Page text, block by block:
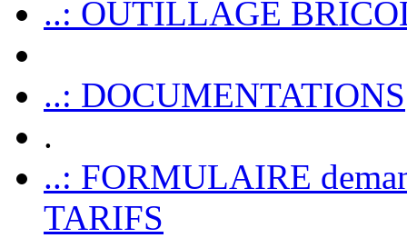
..: OUTILLAGE
..: DOCUMENTATIONS
.
..: FORMULAIRE
TARIFS